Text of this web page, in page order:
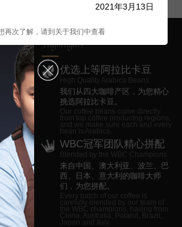
优选上等阿拉比卡豆
High Quality Arabica Beans
我们从四大咖啡产区，为您精心
挑选阿拉比卡豆。
Our coffee beans come directly
from top coffee producing regions,
and we make sure each and every
bean is Arabica.
WBC冠军团队精心拼配
Blended by the WBC Champions
来自中国、澳大利亚、波兰、巴
西、日本、意大利的咖啡大师
们，为您拼配。
Every batch of our coffee is
carefully blended by our team of
the WBC champions, hailing from
China, Australia, Poland, Brazil,
Japan and Italy.
2021年3月13日
再次了解，请到关于我们中查看